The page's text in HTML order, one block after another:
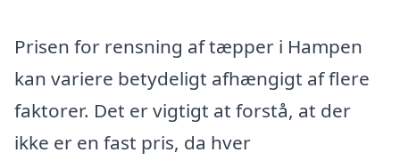
Prisen for rensning af tæpper i Hampen
kan variere betydeligt afhængigt af flere
faktorer. Det er vigtigt at forstå, at der
ikke er en fast pris, da hver